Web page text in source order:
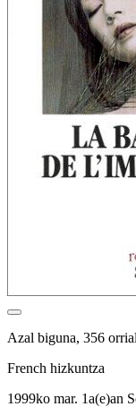
Azal biguna, 356
French hizkuntza
1999ko mar. 1a(e)an